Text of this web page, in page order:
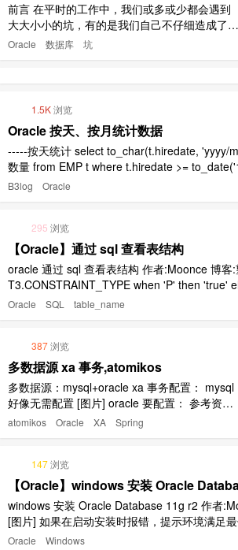
前言 在平时的工作中，我们或多或少都会遇到
大大小小的坑，有的是我们自己不仔细造成了，
有的是所使用工具本身存在的 bug ，还有的则
扰，所以需要我们将其纳入自己的经验包中，多
积累经验，努力打怪升级， ..
Oracle 数据库 坑
1.5K浏览
Oracle 按天、按月统计数据
-----按天统计 select to_char(t.hiredate, 'yyyy/
数量 from EMP t where t.hiredate >=
d') and t.hiredate <= to_d ..
B3log Oracle
295 浏览
【Oracle】通过 sql 查看表结构
oracle 通过 sql 查看表结构 作者:Moonce 博客
T3.CONSTRAINT_TYPE when 'P' then 'true'
T1.COLUMN_NAME as Name,
Oracle SQL table_name
387浏览
多数据源 xa 事务,atomikos
多数据源：mysql+oracle xa 事务配置： mysql
好像无需配置 [图片] oracle 要配置： 参考资
料： https://www.atomikos.com/Documentatio
n/ConfiguringOracle https://www.atomikos.co
atomikos Oracle XA Spring
147浏览
【Oracle】windows 安装 Oracle
windows 安装 Oracle Database 11g r2 作者
[图片] 如果在启动安装时报错，提示环境满足
-13001,则修改配置文件，用记事本打开
Oracle Windows